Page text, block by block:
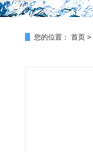
您的位置： 首页 >